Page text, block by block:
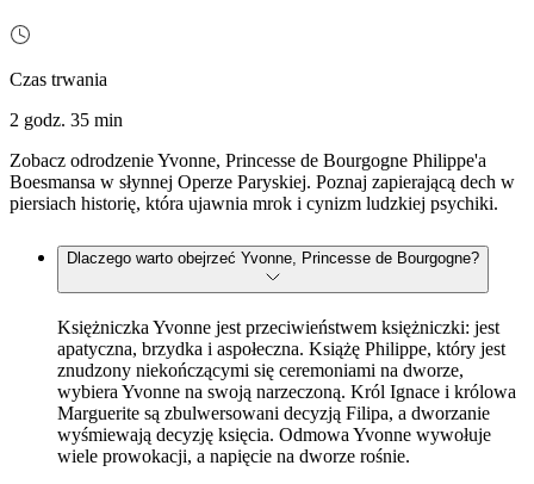
Czas trwania
2 godz. 35 min
Zobacz odrodzenie Yvonne, Princesse de Bourgogne Philippe'a
Boesmansa w słynnej Operze Paryskiej. Poznaj zapierającą dech w
piersiach historię, która ujawnia mrok i cynizm ludzkiej psychiki.
Dlaczego warto obejrzeć Yvonne, Princesse de Bourgogne?
Księżniczka Yvonne jest przeciwieństwem księżniczki: jest
apatyczna, brzydka i aspołeczna. Książę Philippe, który jest
znudzony niekończącymi się ceremoniami na dworze,
wybiera Yvonne na swoją narzeczoną. Król Ignace i królowa
Marguerite są zbulwersowani decyzją Filipa, a dworzanie
wyśmiewają decyzję księcia. Odmowa Yvonne wywołuje
wiele prowokacji, a napięcie na dworze rośnie.